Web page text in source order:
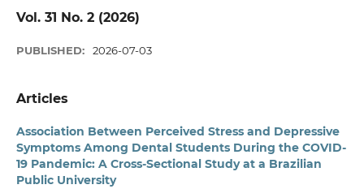
Vol. 31 No. 2 (2026)
PUBLISHED: 2026-07-03
Articles
Association Between Perceived Stress and Depressive
Symptoms Among Dental Students During the COVID-
19 Pandemic: A Cross-Sectional Study at a Brazilian
Public University